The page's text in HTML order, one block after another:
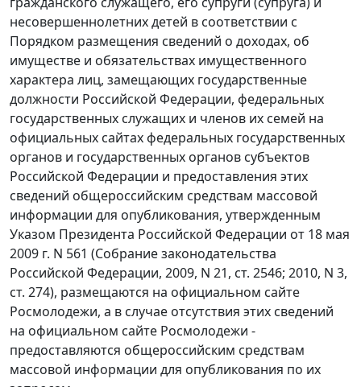
несовершеннолетних детей в соответствии с
Порядком размещения сведений о доходах, об
имуществе и обязательствах имущественного
характера лиц, замещающих государственные
должности Российской Федерации, федеральных
государственных служащих и членов их семей на
официальных сайтах федеральных государственных
органов и государственных органов субъектов
Российской Федерации и предоставления этих
сведений общероссийским средствам массовой
информации для опубликования, утвержденным
Указом Президента Российской Федерации от 18 мая
2009 г. N 561 (Собрание законодательства
Российской Федерации, 2009, N 21, ст. 2546; 2010, N 3,
ст. 274), размещаются на официальном сайте
Росмолодежи, а в случае отсутствия этих сведений
на официальном сайте Росмолодежи -
предоставляются общероссийским средствам
массовой информации для опубликования по их